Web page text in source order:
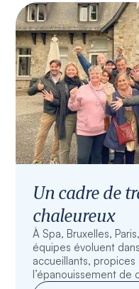
Un cadre de
chaleureux
À Spa, Bruxelles,
équipes évoluent
accueillants,
l’épanouissement de